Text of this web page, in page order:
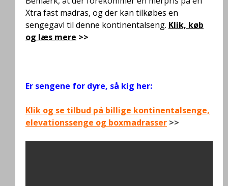
Xtra fast madras, og der kan tilkøbes en
sengegavl til denne kontinentalseng. Klik, køb
og læs mere >>
Er sengene for dyre, så kig her:
Klik og se tilbud på billige kontinentalsenge,
elevationssenge og boxmadrasser >>